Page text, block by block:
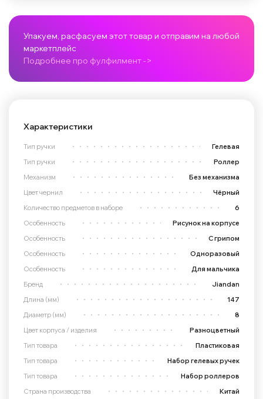
Упакуем, расфасуем этот товар и отправим на любой
маркетплейс
Подробнее про фулфилмент ->
Характеристики
Тип ручки
Гелевая
Тип ручки
Роллер
Механизм
Без механизма
Цвет чернил
Чёрный
Количество предметов в наборе
6
Особенность
Рисунок на корпусе
Особенность
С грипом
Особенность
Одноразовый
Особенность
Для мальчика
Бренд
Jiandan
Длина (мм)
147
Диаметр (мм)
8
Цвет корпуса / изделия
Разноцветный
Тип товара
Пластиковая
Тип товара
Набор гелевых ручек
Тип товара
Набор роллеров
Страна производства
Китай